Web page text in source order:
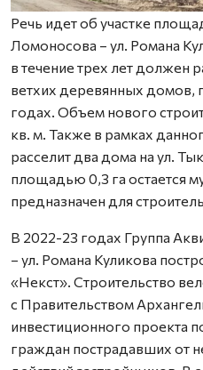
Речь идет об участке
Ломоносова – ул. Романа
в течение трех лет должен
ветхих деревянных домов,
годах. Объем нового
кв. м. Также в рамках
расселит два дома на ул.
площадью 0,3 га остается
предназначен для
В 2022-23 годах Группа
– ул. Романа Куликова
«Некст». Строительство
с Правительством
инвестиционного проекта
граждан пострадавших от